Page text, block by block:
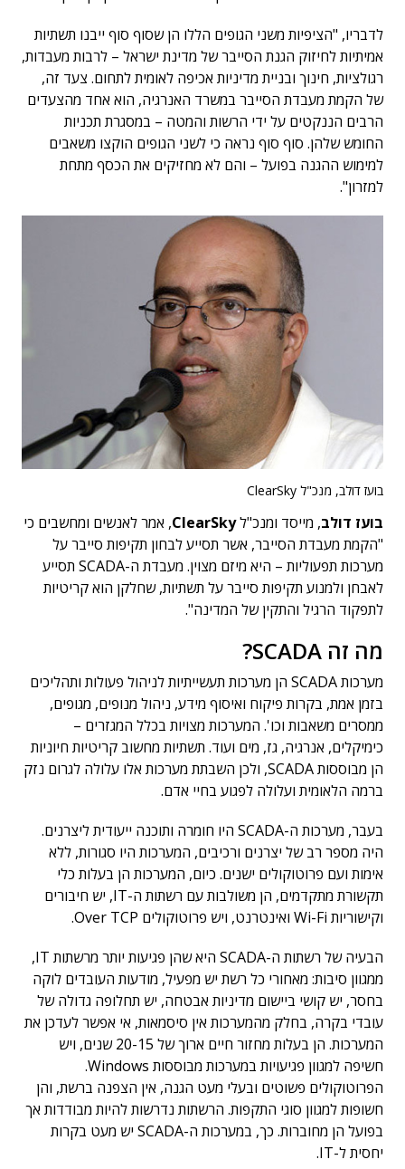
לדבריו, "הציפיות משני הגופים הללו הן שסוף סוף ייבנו תשתיות
אמיתיות לחיזוק הגנת הסייבר של מדינת ישראל – לרבות מעבדות,
רגולציות, חינוך ובניית מדיניות אכיפה לאומית לתחום. צעד זה,
של הקמת מעבדת הסייבר במשרד האנרגיה, הוא אחד מהצעדים
הרבים הננקטים על ידי הרשות והמטה – במסגרת תכניות
החומש שלהן. סוף סוף נראה כי לשני הגופים הוקצו משאבים
למימוש ההגנה בפועל – והם לא מחזיקים את הכסף מתחת
למזרון".
בועז דולב, מנכ"ל ClearSky
בועז דולב, מייסד ומנכ"לClearSky, אמר לאנשים ומחשבים כי
"הקמת מעבדת הסייבר, אשר תסייע לבחון תקיפות סייבר על
מערכות תפעוליות – היא מיזם מצוין. מעבדת ה-SCADA תסייע
לאבחן ולמנוע תקיפות סייבר על תשתיות, שחלקן הוא קריטיות
לתפקוד הרגיל והתקין של המדינה".
מה זה SCADA?
מערכות SCADA הן מערכות תעשייתיות לניהול פעולות ותהליכים
בזמן אמת, בקרות פיקוח ואיסוף מידע, ניהול מנופים, מגופים,
ממסרים משאבות וכו'. המערכות מצויות בכלל המגזרים –
כימיקלים, אנרגיה, גז, מים ועוד. תשתיות מחשוב קריטיות חיוניות
הן מבוססות SCADA, ולכן השבתת מערכות אלו עלולה לגרום נזק
ברמה הלאומית ועלולה לפגוע בחיי אדם.
בעבר, מערכות ה-SCADA היו חומרה ותוכנה ייעודית ליצרנים.
היה מספר רב של יצרנים ורכיבים, המערכות היו סגורות, ללא
אימות ועם פרוטוקולים ישנים. כיום, המערכות הן בעלות כלי
תקשורת מתקדמים, הן משולבות עם רשתות ה-IT, יש חיבורים
וקישוריות Wi-Fi ואינטרנט, ויש פרוטוקולים Over TCP.
הבעיה של רשתות ה-SCADA היא שהן פגיעות יותר מרשתות IT,
ממגוון סיבות: מאחורי כל רשת יש מפעיל, מודעות העובדים לוקה
בחסר, יש קושי ביישום מדיניות אבטחה, יש תחלופה גדולה של
עובדי בקרה, בחלק מהמערכות אין סיסמאות, אי אפשר לעדכן את
המערכות. הן בעלות מחזור חיים ארוך של 20-15 שנים, ויש
חשיפה למגוון פגיעויות במערכות מבוססות Windows.
הפרוטוקולים פשוטים ובעלי מעט הגנה, אין הצפנה ברשת, והן
חשופות למגוון סוגי התקפות. הרשתות נדרשות להיות מבודדות אך
בפועל הן מחוברות. כך, במערכות ה-SCADA יש מעט בקרות
יחסית ל-IT.